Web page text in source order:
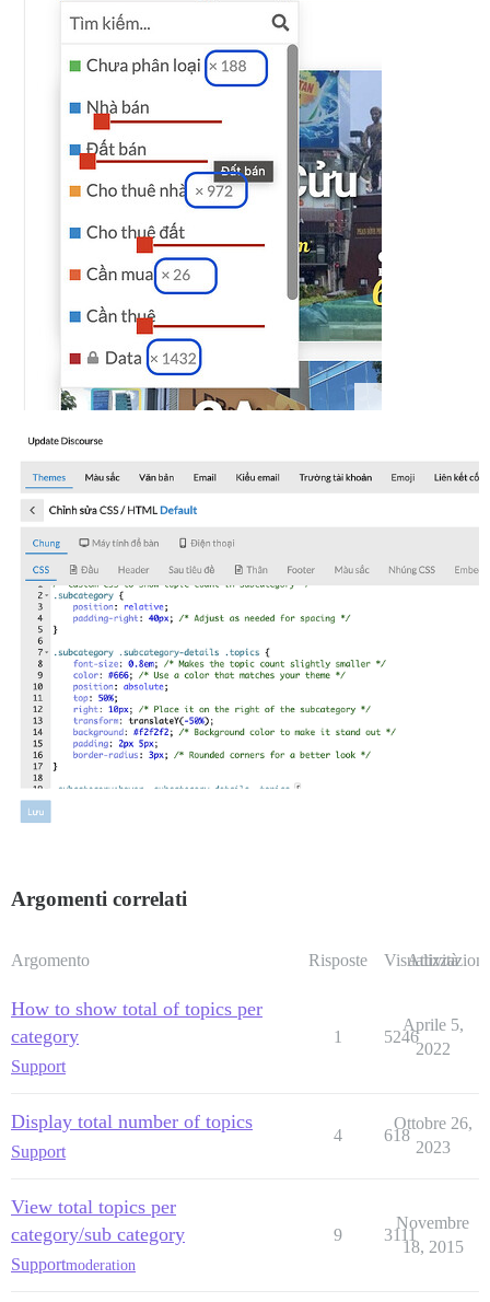
Argomenti correlati
Argomento Risposte Visualizzazioni
Attività
How to show total of topics per
category
Support
1 5246
Aprile 5,
2022
Display total number of topics
Support
4 618
Ottobre 26,
2023
View total topics per
category/sub category
Supportmoderation
9 3111
Novembre
18, 2015